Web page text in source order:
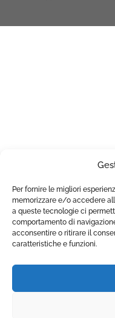
Per fornire le migliori
memorizzare e/o accedere
a queste tecnologie ci
comportamento di
acconsentire o ritirare il
caratteristiche e funzioni.